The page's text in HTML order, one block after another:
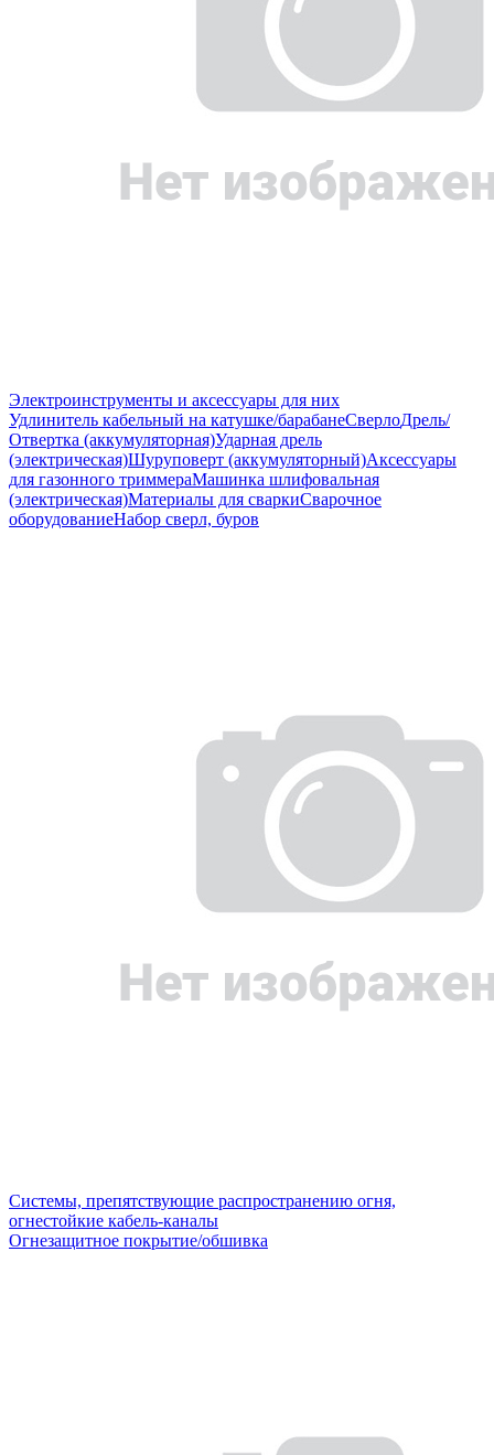
Электроинструменты и аксессуары для них
Удлинитель кабельный на катушке/барабанеСверлоДрель/
Отвертка (аккумуляторная)Ударная дрель
(электрическая)Шуруповерт (аккумуляторный)Аксессуары
для газонного триммераМашинка шлифовальная
(электрическая)Материалы для сваркиСварочное
оборудованиеНабор сверл, буров
Системы, препятствующие распространению огня,
огнестойкие кабель-каналы
Огнезащитное покрытие/обшивка